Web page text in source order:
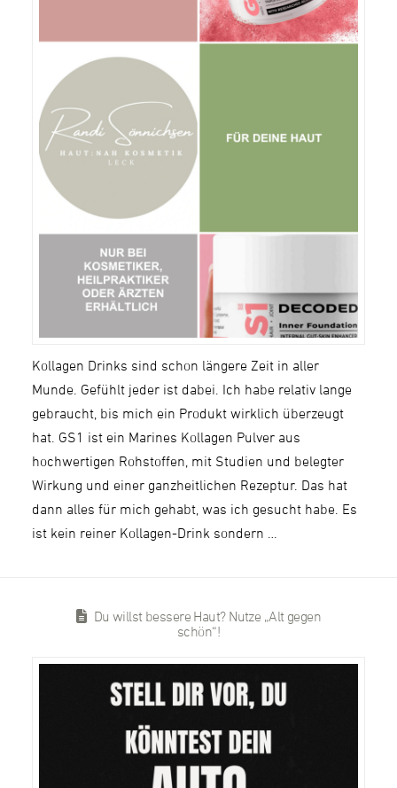
Kollagen Drinks sind schon längere Zeit in aller
Munde. Gefühlt jeder ist dabei. Ich habe relativ lange
gebraucht, bis mich ein Produkt wirklich überzeugt
hat. GS1 ist ein Marines Kollagen Pulver aus
hochwertigen Rohstoffen, mit Studien und belegter
Wirkung und einer ganzheitlichen Rezeptur. Das hat
dann alles für mich gehabt, was ich gesucht habe. Es
ist kein reiner Kollagen-Drink sondern …
Du willst bessere Haut? Nutze „Alt gegen
schön“!